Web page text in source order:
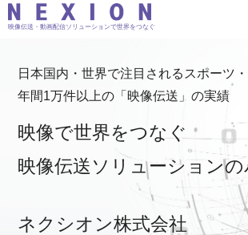
映像伝送・動画配信ソリューションで世界をつなぐ
日本国内・世界で注目されるスポーツ
年間1万件以上の「映像伝送」の実績
映像で世界をつなぐ
映像伝送ソリューション
ネクシオン株式会社